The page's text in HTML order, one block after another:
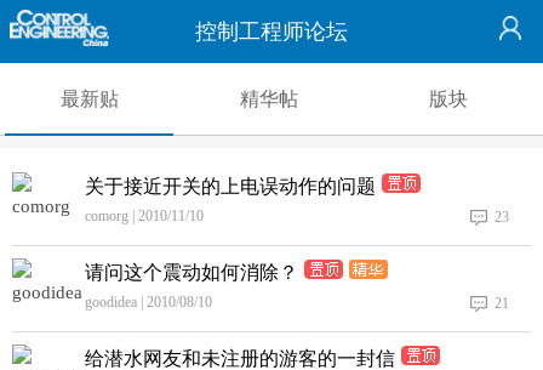
控制工程师论坛
最新贴 精华帖 版块
关于接近开关的上电误动作的问题
comorg | 2010/11/10 23
请问这个震动如何消除？
goodidea | 2010/08/10 21
给潜水网友和未注册的游客的一封信